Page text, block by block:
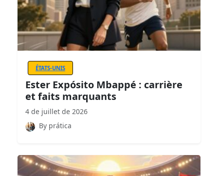
ÉTATS-UNIS
Ester Expósito Mbappé : carrière
et faits marquants
4 de juillet de 2026
By prática